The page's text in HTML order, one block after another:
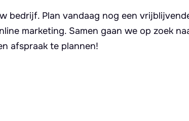
bedrijf. Plan vandaag nog een
marketing. Samen gaan we op zoek
afspraak te plannen!